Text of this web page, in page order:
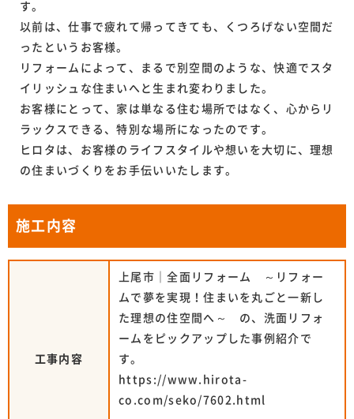
す。
以前は、仕事で疲れて帰ってきても、くつろげない空間だ
ったというお客様。
リフォームによって、まるで別空間のような、快適でスタ
イリッシュな住まいへと生まれ変わりました。
お客様にとって、家は単なる住む場所ではなく、心からリ
ラックスできる、特別な場所になったのです。
ヒロタは、お客様のライフスタイルや想いを大切に、理想
の住まいづくりをお手伝いいたします。
施工内容
工事内容
上尾市｜全面リフォーム ～リフォー
ムで夢を実現！住まいを丸ごと一新し
た理想の住空間へ～ の、洗面リフォ
ームをピックアップした事例紹介で
す。
https://www.hirota-
co.com/seko/7602.html